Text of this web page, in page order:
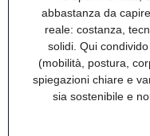
abbastanza da
reale: costanza,
solidi. Qui
(mobilità, postura,
spiegazioni chiare e
sia sostenibile e